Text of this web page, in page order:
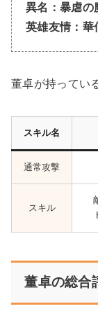
異名：暴虐の
英雄友情：華
董卓が持ってい
スキル名
通常攻撃
スキル
董卓の総合